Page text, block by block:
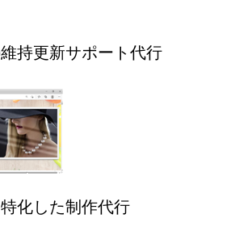
持更新サポート代行
化した制作代行